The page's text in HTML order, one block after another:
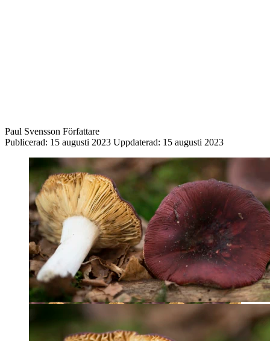
Paul Svensson Författare
Publicerad: 15 augusti 2023 Uppdaterad: 15 augusti 2023